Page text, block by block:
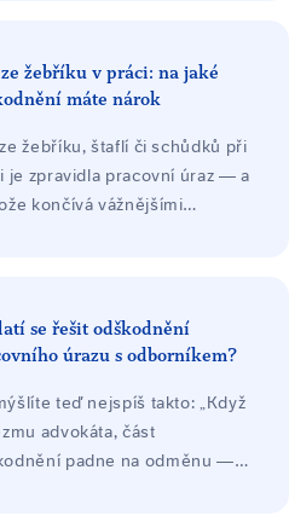
platí zaměstnavatel ze
zákonného pojištění.
žebříku v práci: na jaké
máte nárok
žebříku, štaflí či schůdků při
je zpravidla pracovní úraz — a
končívá vážnějšími
následcích ztížení
uplatnění, často
ze svého
pojištění.
se řešit odškodnění
úrazu s odborníkem?
teď nejspíš takto: „Když
advokáta, část
padne na odměnu —